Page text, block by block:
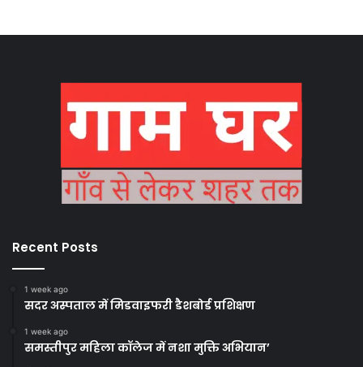
Recent Posts
1 week ago
सदर अस्पताल में मिडवाइफरी डैशबोर्ड प्रशिक्षण
1 week ago
समस्तीपुर महिला कॉलेज में नशा मुक्ति अभियान’